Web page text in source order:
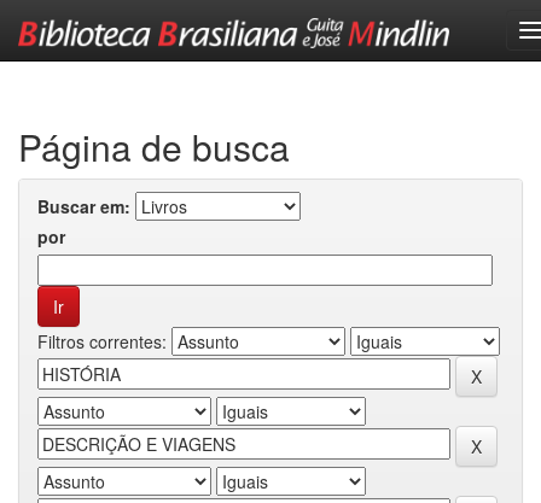
Página de busca
Buscar em:
por
Filtros correntes: